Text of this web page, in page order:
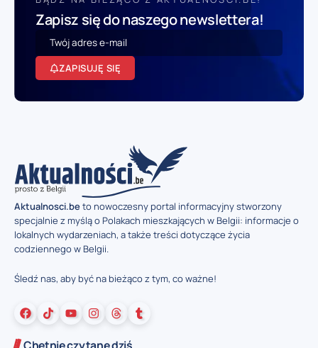
Zapisz się do naszego newslettera!
ZAPISUJĘ SIĘ
Aktualnosci.beto nowoczesny portal informacyjny stworzony
specjalnie z myślą o Polakach mieszkających w Belgii: informacje o
lokalnych wydarzeniach, a także treści dotyczące życia
codziennego w Belgii.
Śledź nas, aby być na bieżąco z tym, co ważne!